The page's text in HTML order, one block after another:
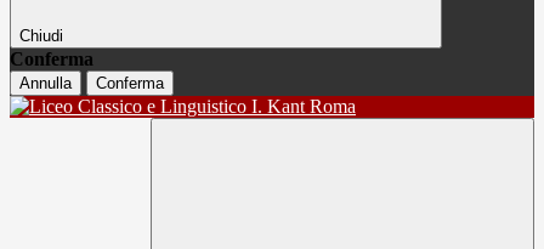
Chiudi
Conferma
Annulla Conferma